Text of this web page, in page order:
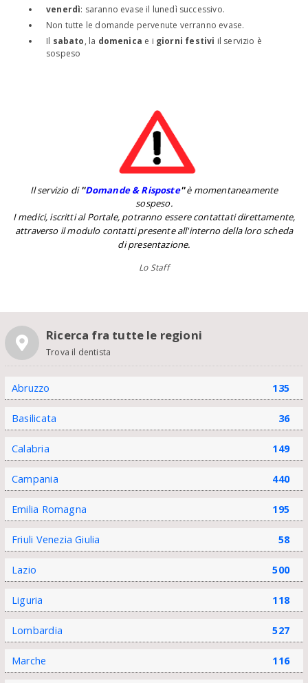
venerdì: saranno evase il lunedì successivo.
Non tutte le domande pervenute verranno evase.
Il sabato, la domenica e i giorni festivi il servizio è
sospeso
Il servizio di''Domande & Risposte''è momentaneamente
sospeso.
I medici, iscritti al Portale, potranno essere contattati direttamente,
attraverso il modulo contatti presente all'interno della loro scheda
di presentazione.
Lo Staff
Ricerca fra tutte le regioni
Trova il dentista
Abruzzo 135
Basilicata 36
Calabria 149
Campania 440
Emilia Romagna 195
Friuli Venezia Giulia 58
Lazio 500
Liguria 118
Lombardia 527
Marche 116